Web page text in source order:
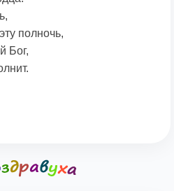
полночь,
Бог,